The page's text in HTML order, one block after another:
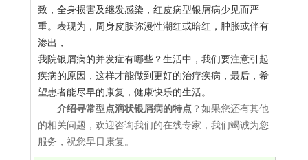
致，全身损害及继发感染，红皮病型银屑病少见而严
重。表现为，周身皮肤弥漫性潮红或暗红，肿胀或伴有
渗出，
我院银屑病的并发症有哪些？生活中，我们要注意引起
疾病的原因，这样才能做到更好的治疗疾病，最后，希
望患者能尽早的康复，健康快乐的生活。
介绍寻常型点滴状银屑病的特点 ？如果您还有其他
的相关问题，欢迎咨询我们的在线专家，我们竭诚为您
服务，祝您早日康复。